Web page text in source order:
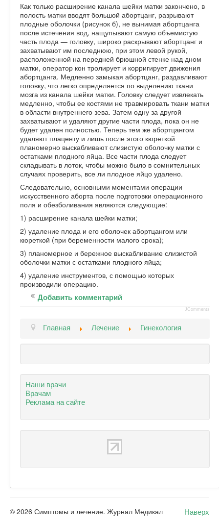
Как только расширение канала шейки матки закончено, в
полость матки вводят большой абортцанг, разрывают
плодные оболочки (рисунок б), не вынимая абортцанга
после истечения вод, нащупывают самую объемистую
часть плода — головку, широко раскрывают абортцанг и
захватывают им последнюю, при этом левой рукой,
расположенной на передней брюшной стенке над дном
матки, оператор кон тролирует и корригирует движения
абортцанга. Медленно замыкая абортцанг, раздавливают
головку, что легко определяется по выделению ткани
мозга из канала шейки матки. Головку следует извлекать
медленно, чтобы ее костями не травмировать ткани матки
в области внутреннего зева. Затем одну за другой
захватывают и удаляют другие части плода, пока он не
будет удален полностью. Теперь тем же абортцангом
удаляют плаценту и лишь после этого кюреткой
планомерно выскабливают слизистую оболочку матки с
остатками плодного яйца. Все части плода следует
складывать в лоток, чтобы можно было в сомнительных
случаях проверить, все ли плодное яйцо удалено.
Следовательно, основными моментами операции
искусственного аборта после подготовки операционного
поля и обезболивания являются следующие:
1) расширение канала шейки матки;
2) удаление плода и его оболочек абортцангом или
кюреткой (при беременности малого срока);
3) планомерное и бережное выскабливание слизистой
оболочки матки с остатками плодного яйца;
4) удаление инструментов, с помощью которых
производили операцию.
Добавить комментарий
JComments
Главная Лечение Гинекология
Наши врачи
Врачам
Реклама на сайте
Наверх
© 2026 Симптомы и лечение. Журнал Медикал